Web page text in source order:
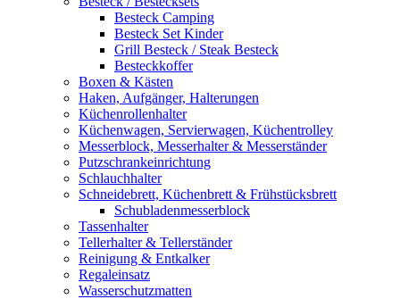
Besteck Camping
Besteck Set Kinder
Grill Besteck / Steak Besteck
Besteckkoffer
Boxen & Kästen
Haken, Aufgänger, Halterungen
Küchenrollenhalter
Küchenwagen, Servierwagen, Küchentrolley
Messerblock, Messerhalter & Messerständer
Putzschrankeinrichtung
Schlauchhalter
Schneidebrett, Küchenbrett & Frühstücksbrett
Schubladenmesserblock
Tassenhalter
Tellerhalter & Tellerständer
Reinigung & Entkalker
Regaleinsatz
Wasserschutzmatten